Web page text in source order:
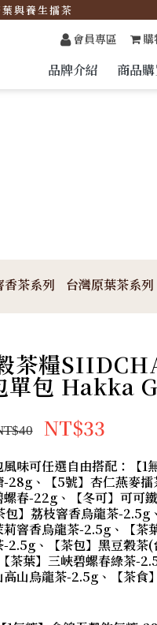
品牌介紹 商品
會員專區
與養生擂茶
香茶系列 台灣原葉茶系列
茶糧
單包 Hakka
NT$33
味可任選自由搭配：【
-28g、【5號】杏仁燕麥
螺春-22g、【冬可】可可
包】荔枝窨香烏龍茶-2.5g
莉窨香烏龍茶-2.5g、【茶
-2.5g、【茶包】黑豆穀茶
茶葉】三峽碧螺春綠茶-
高山烏龍茶-2.5g、【茶